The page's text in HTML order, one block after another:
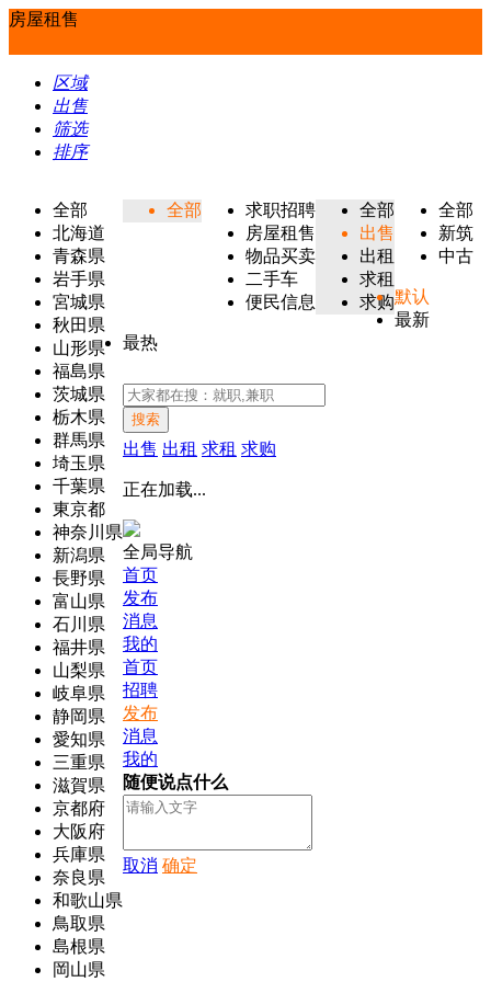
房屋租售
区域
出售
筛选
排序
全部
北海道
青森県
岩手県
宮城県
秋田県
山形県
福島県
茨城県
栃木県
群馬県
埼玉県
千葉県
東京都
神奈川県
新潟県
長野県
富山県
石川県
福井県
山梨県
岐阜県
静岡県
愛知県
三重県
滋賀県
京都府
大阪府
兵庫県
奈良県
和歌山県
鳥取県
島根県
岡山県
全部
求职招聘
房屋租售
物品买卖
二手车
便民信息
全部
出售
出租
求租
求购
全部
新筑
中古
默认
最新
最热
搜索
出售 出租 求租 求购
正在加载...
全局导航
首页
发布
消息
我的
首页
招聘
发布
消息
我的
随便说点什么
取消 确定